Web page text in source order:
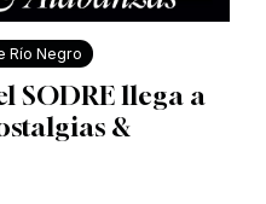
Río Negro
SODRE llega a
&